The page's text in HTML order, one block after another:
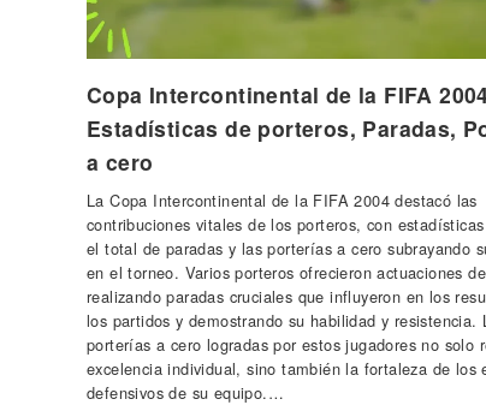
Copa Intercontinental de la FIFA
Estadísticas de porteros, Paradas,
a cero
La Copa Intercontinental de la FIFA 2004 destacó las
contribuciones vitales de los porteros, con
el total de paradas y las porterías a cero subrayando
en el torneo. Varios porteros ofrecieron actuaciones
realizando paradas cruciales que influyeron en los
los partidos y demostrando su habilidad y resistencia.
porterías a cero logradas por estos jugadores no solo
excelencia individual, sino también la fortaleza de los
defensivos de su equipo.…